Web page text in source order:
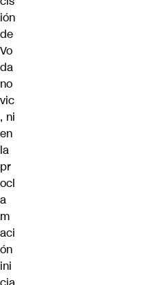
ión
de
Vo
da
no
vic
, ni
en
la
pr
ocl
a
m
aci
ón
ini